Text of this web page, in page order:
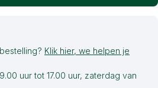
Klik hier, we helpen je
uur tot 17.00 uur, zaterdag van